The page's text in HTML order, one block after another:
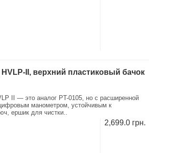
II, верхний пластиковый бачок
II — это аналог PT-0105, но с расширенной
манометром, устойчивым к
ершик для чистки..
2,699.0 грн.